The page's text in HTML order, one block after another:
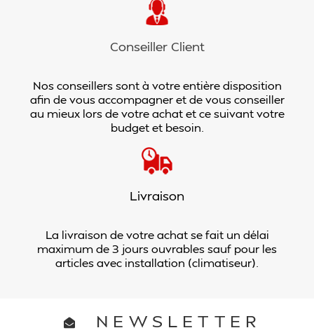
Conseiller Client
Nos conseillers sont à votre entière disposition
afin de vous accompagner et de vous conseiller
au mieux lors de votre achat et ce suivant votre
budget et besoin.
Livraison
La livraison de votre achat se fait un délai
maximum de 3 jours ouvrables sauf pour les
articles avec installation (climatiseur).
NEWSLETTER